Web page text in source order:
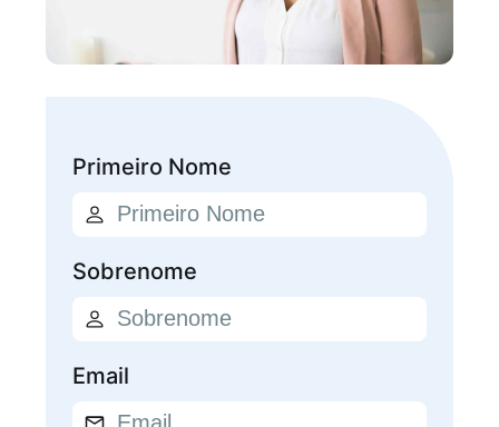
Primeiro Nome
Sobrenome
Email